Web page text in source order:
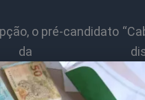
o pré-candidato